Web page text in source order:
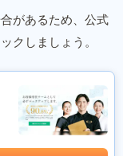
があるため、公式
クしましょう。